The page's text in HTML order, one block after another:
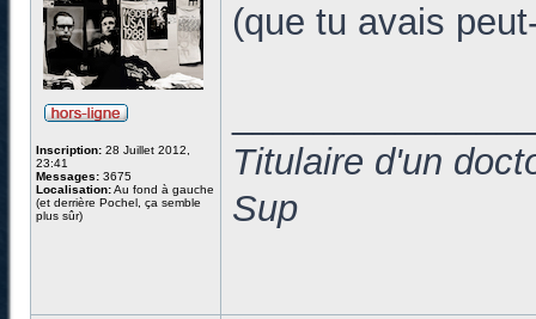
Inscription: 28 Juillet 2012,
23:41
Messages: 3675
Localisation:Au fond à gauche
(et derrière Pochel, ça semble
plus sûr)
(que tu avais
Titulaire d'un
Sup